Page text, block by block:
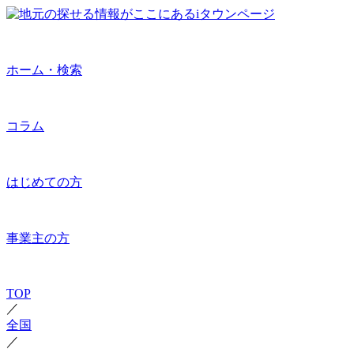
ホーム・検索
コラム
はじめての方
事業主の方
TOP
／
全国
／